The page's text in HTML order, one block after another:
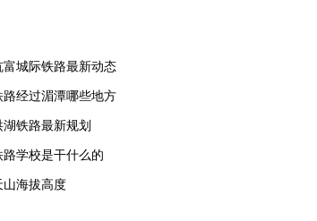
富城际铁路最新动态
路经过湄潭哪些地方
湖铁路最新规划
路学校是干什么的
山海拔高度